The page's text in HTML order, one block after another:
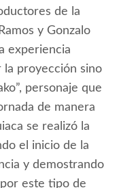
de la
y Gonzalo
experiencia
la proyección sino
personaje que
de manera
se realizó la
el inicio de la
y demostrando
este tipo de